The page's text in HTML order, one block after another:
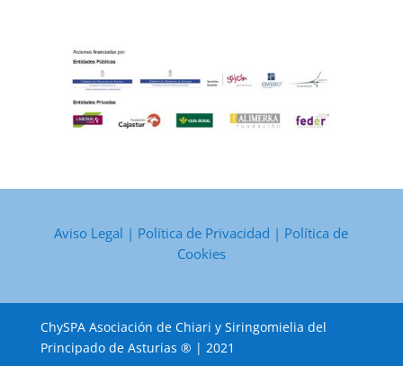
Aviso Legal | Política de Privacidad | Política de
Cookies
ChySPA Asociación de Chiari y Siringomielia del
Principado de Asturias ® | 2021